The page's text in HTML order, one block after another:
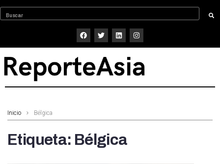
Inicio Bélgica
Etiqueta: Bélgica